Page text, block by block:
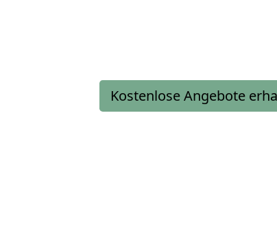
Kostenlose Angebote